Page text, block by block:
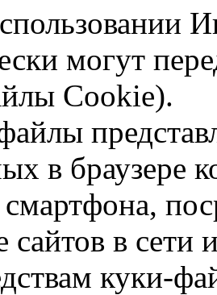
могут
Cookie).
в браузере
в сети
куки-